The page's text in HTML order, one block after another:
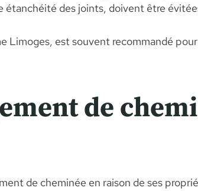
étanchéité des joints, doivent être
Limoges, est souvent recommandé
de
de cheminée en raison de ses